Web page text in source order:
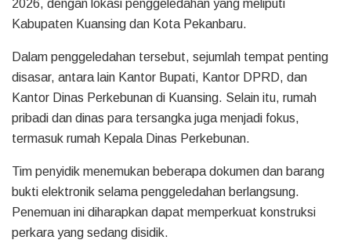
2026, dengan lokasi penggeledahan yang meliputi
Kabupaten Kuansing dan Kota Pekanbaru.
Dalam penggeledahan tersebut, sejumlah tempat penting
disasar, antara lain Kantor Bupati, Kantor DPRD, dan
Kantor Dinas Perkebunan di Kuansing. Selain itu, rumah
pribadi dan dinas para tersangka juga menjadi fokus,
termasuk rumah Kepala Dinas Perkebunan.
Tim penyidik menemukan beberapa dokumen dan barang
bukti elektronik selama penggeledahan berlangsung.
Penemuan ini diharapkan dapat memperkuat konstruksi
perkara yang sedang disidik.